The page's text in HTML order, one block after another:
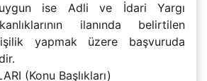
ise Adli ve İdari Yargı
ilanında belirtilen
yapmak üzere başvuruda
(Konu Başlıkları)